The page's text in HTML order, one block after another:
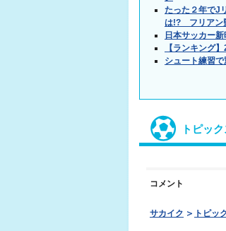
たった２年でJ
は!? フリアン
日本サッカー
【ランキング
シュート練習
トピッ
コメント
サカイク トピッ